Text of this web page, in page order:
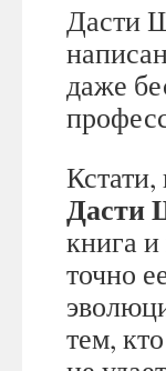
Дасти
даже
Дасти
книга
точно
тем,